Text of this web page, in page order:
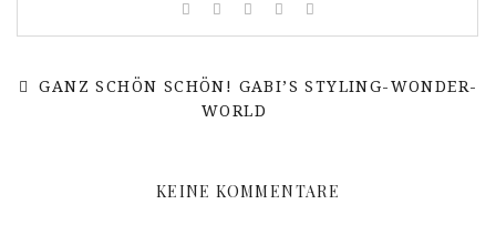
GANZ SCHÖN SCHÖN! GABI’S STYLING-WONDER-
WORLD
KEINE KOMMENTARE